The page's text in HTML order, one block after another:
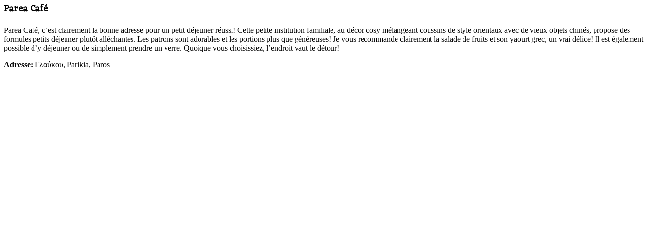
Parea Café
Parea Café, c’est clairement la bonne adresse pour un petit déjeuner réussi! Cette petite institution familiale, au décor cosy mélangeant coussins de style orientaux avec de vieux objets chinés, propose des
formules petits déjeuner plutôt alléchantes. Les patrons sont adorables et les portions plus que généreuses! Je vous recommande clairement la salade de fruits et son yaourt grec, un vrai délice! Il est également
possible d’y déjeuner ou de simplement prendre un verre. Quoique vous choisissiez, l’endroit vaut le détour!
Adresse: Γλαύκου, Parikia, Paros